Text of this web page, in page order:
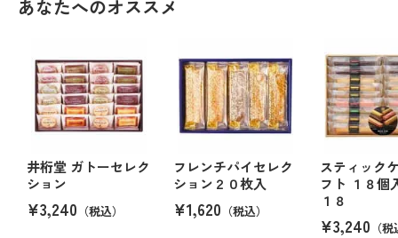
あなたへのオススメ
井桁堂 ガトーセレク
ション
¥3,240 （税込）
フレンチパイセレク
ション２０枚入
¥1,620 （税込）
スティック
フト １８個
１８
¥3,240 （